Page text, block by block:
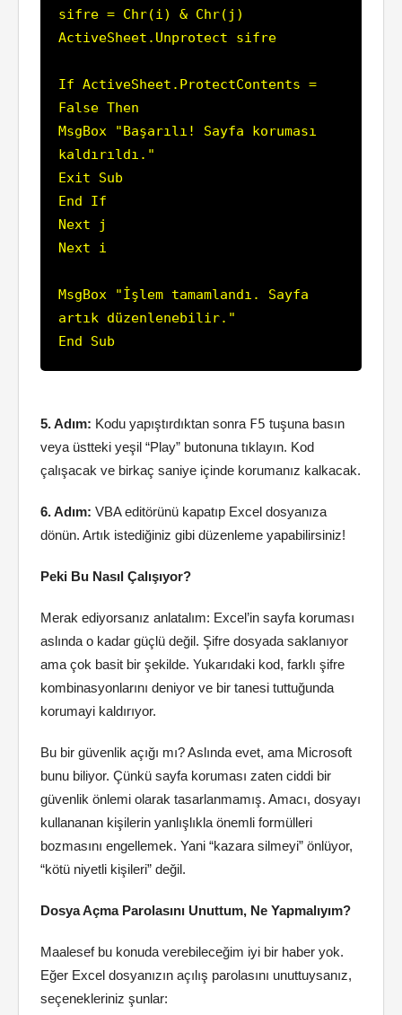
sifre = Chr(i) & Chr(j)
ActiveSheet.Unprotect sifre
If ActiveSheet.ProtectContents =
False Then
MsgBox "Başarılı! Sayfa koruması
kaldırıldı."
Exit Sub
End If
Next j
Next i
MsgBox "İşlem tamamlandı. Sayfa
artık düzenlenebilir."
End Sub
5. Adım: Kodu yapıştırdıktan sonra F5 tuşuna basın
veya üstteki yeşil “Play” butonuna tıklayın. Kod
çalışacak ve birkaç saniye içinde korumanız kalkacak.
6. Adım: VBA editörünü kapatıp Excel dosyanıza
dönün. Artık istediğiniz gibi düzenleme yapabilirsiniz!
Peki Bu Nasıl Çalışıyor?
Merak ediyorsanız anlatalım: Excel’in sayfa koruması
aslında o kadar güçlü değil. Şifre dosyada saklanıyor
ama çok basit bir şekilde. Yukarıdaki kod, farklı şifre
kombinasyonlarını deniyor ve bir tanesi tuttuğunda
korumayi kaldırıyor.
Bu bir güvenlik açığı mı? Aslında evet, ama Microsoft
bunu biliyor. Çünkü sayfa koruması zaten ciddi bir
güvenlik önlemi olarak tasarlanmamış. Amacı, dosyayı
kullananan kişilerin yanlışlıkla önemli formülleri
bozmasını engellemek. Yani “kazara silmeyi” önlüyor,
“kötü niyetli kişileri” değil.
Dosya Açma Parolasını Unuttum, Ne Yapmalıyım?
Maalesef bu konuda verebileceğim iyi bir haber yok.
Eğer Excel dosyanızın açılış parolasını unuttuysanız,
seçenekleriniz şunlar: